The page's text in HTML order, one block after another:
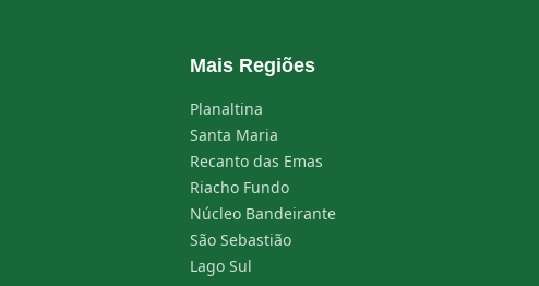
Mais Regiões
Planaltina
Santa Maria
Recanto das Emas
Riacho Fundo
Núcleo Bandeirante
São Sebastião
Lago Sul